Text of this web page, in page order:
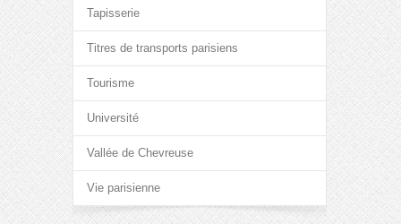
Tapisserie
Titres de transports parisiens
Tourisme
Université
Vallée de Chevreuse
Vie parisienne